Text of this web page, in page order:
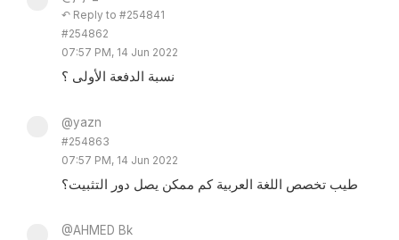
↶ Reply to #254841
#254862
07:57 PM, 14 Jun 2022
نسبة الدفعة الأولى ؟
@yazn
#254863
07:57 PM, 14 Jun 2022
طيب تخصص اللغة العربية كم ممكن يصل دور التثبيت؟
@AHMED Bk